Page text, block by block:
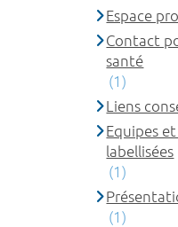
Espace
Contact
santé
(1)
Liens
Equipes
labellisées
(1)
(1)